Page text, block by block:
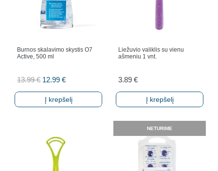
Burnos skalavimo skystis O7
Active, 500 ml
13.99€ Original
price
was:
12.99 €Current
price
is:
Į krepšelį
Liežuvio valiklis su vienu
ašmeniu 1 vnt.
3.89 €
Į krepšelį
NETURIME